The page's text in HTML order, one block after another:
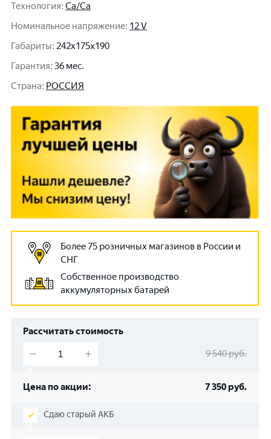
Технология: Ca/Ca
Номинальное напряжение: 12 V
Габариты: 242x175x190
Гарантия: 36 мес.
Cтрана: РОССИЯ
Более 75 розничных магазинов в России и
СНГ
Собственное производство
аккумуляторных батарей
Рассчитать стоимость
9 540руб.
Цена по акции: 7 350руб.
Сдаю старый АКБ